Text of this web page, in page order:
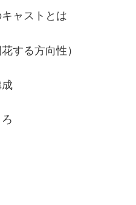
ャストとは
する方向性）